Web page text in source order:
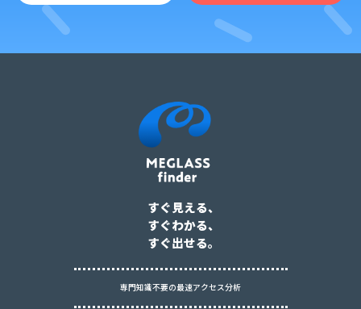
すぐ見える、
すぐわかる、
すぐ出せる。
専門知識不要の最速アクセス分析